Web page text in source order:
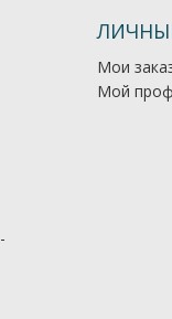
Мои
Мой